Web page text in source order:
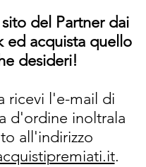
del Partner dai
ed acquista quello
desideri!
ricevi l'e-mail di
d'ordine inoltrala
all'indirizzo
.